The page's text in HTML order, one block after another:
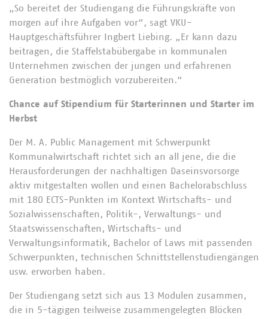
„So bereitet der Studiengang die Führungskräfte von
morgen auf ihre Aufgaben vor“, sagt VKU-
Hauptgeschäftsführer Ingbert Liebing. „Er kann dazu
beitragen, die Staffelstabübergabe in kommunalen
Unternehmen zwischen der jungen und erfahrenen
Generation bestmöglich vorzubereiten.“
Chance auf Stipendium für Starterinnen und Starter im
Herbst
Der M. A. Public Management mit Schwerpunkt
Kommunalwirtschaft richtet sich an all jene, die die
Herausforderungen der nachhaltigen Daseinsvorsorge
aktiv mitgestalten wollen und einen Bachelorabschluss
mit 180 ECTS-Punkten im Kontext Wirtschafts- und
Sozialwissenschaften, Politik-, Verwaltungs- und
Staatswissenschaften, Wirtschafts- und
Verwaltungsinformatik, Bachelor of Laws mit passenden
Schwerpunkten, technischen Schnittstellenstudiengängen
usw. erworben haben.
Der Studiengang setzt sich aus 13 Modulen zusammen,
die in 5-tägigen teilweise zusammengelegten Blöcken